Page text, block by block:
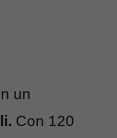
un
Con 120